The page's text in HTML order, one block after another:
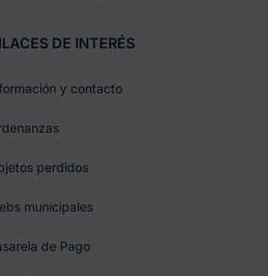
DE INTERÉS
y contacto
perdidos
municipales
de Pago